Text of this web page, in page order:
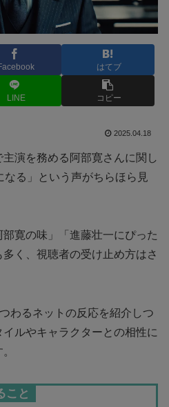
はてブ
LINE コピー
2025.04.18
演を務める阿部寛さんに関し
る」という声がちらほら見
寛の味」「進藤壮一にぴった
く、視聴者の受け止め方はさ
わるネットの反応を紹介しつ
ルやキャラクターとの相性に
こと